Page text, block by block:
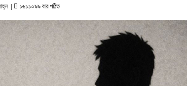
| ১৬১১০৯৯ বার পঠিত